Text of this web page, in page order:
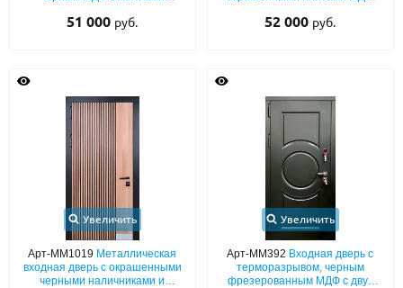
длинной ручкой
51 000 руб. 52 000 руб.
Увеличить
Арт-ММ1019 Металлическая
входная дверь с окрашенными
черными наличниками и
Увеличить
Арт-ММ392 Входная дверь с
терморазрывом, черным
фрезерованным МДФ с двух